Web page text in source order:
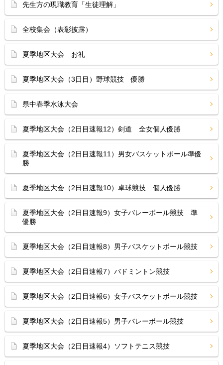
先生方の現職教育「生徒理解」
全校集会（表彰披露）
夏季地区大会 お礼
夏季地区大会（3日目）野球競技 優勝
県中春季水泳大会
夏季地区大会（2日目速報12）剣道 全女個人優勝
夏季地区大会（2日目速報11）男女バスケットボール準優
勝
夏季地区大会（2日目速報10）卓球競技 個人優勝
夏季地区大会（2日目速報9）女子バレーボール競技 準
優勝
夏季地区大会（2日目速報8）男子バスケットボール競技
夏季地区大会（2日目速報7）バドミントン競技
夏季地区大会（2日目速報6）女子バスケットボール競技
夏季地区大会（2日目速報5）男子バレーボール競技
夏季地区大会（2日目速報4）ソフトテニス競技